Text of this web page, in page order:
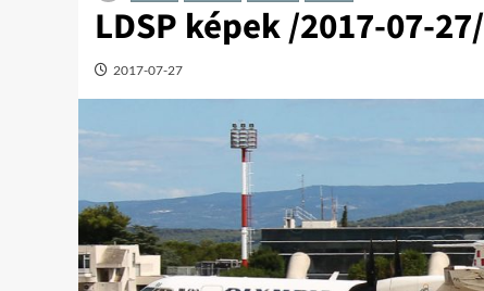
LDSP képek /2017-07-27/
2017-07-27